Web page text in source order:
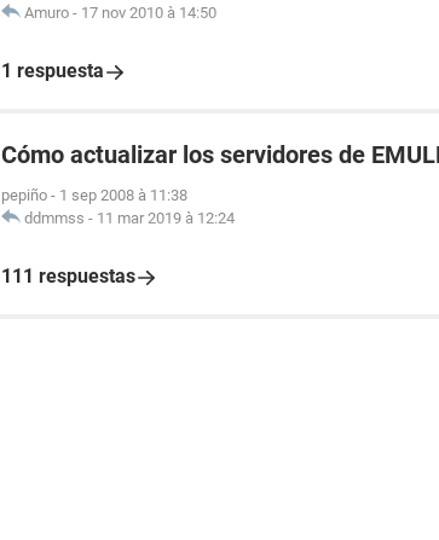
Amuro - 17 nov 2010 à 14:50
1 respuesta
Cómo actualizar los servidores de
pepiño - 1 sep 2008 à 11:38
ddmmss - 11 mar 2019 à 12:24
111 respuestas